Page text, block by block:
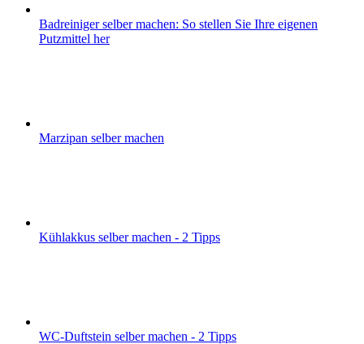
Badreiniger selber machen: So stellen Sie Ihre eigenen
Putzmittel her
Marzipan selber machen
Kühlakkus selber machen - 2 Tipps
WC-Duftstein selber machen - 2 Tipps